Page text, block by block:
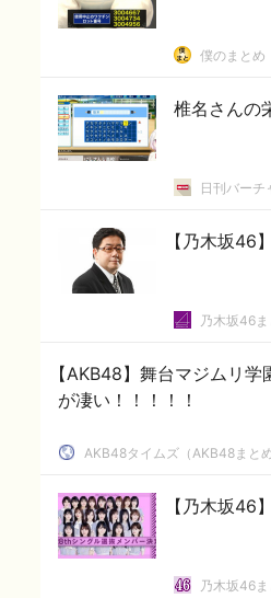
僕のまとめ
椎名さんの
日刊バーチ
【乃木坂
乃木坂46
【AKB48】舞台マジムリ
が凄い！！！！！
AKB48タイムズ（AKB48まとめ
【乃木坂46
乃木坂46ま